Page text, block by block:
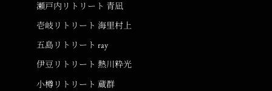
瀬戸内リトリート 青凪
壱岐リトリート 海里村上
五島リトリート ray
伊豆リトリート 熱川粋光
小樽リトリート 蔵群